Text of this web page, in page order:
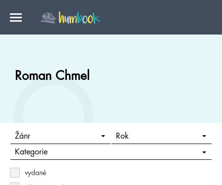
Roman Chmel
Žánr Rok
Kategorie
vydané